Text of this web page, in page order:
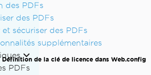
des PDFs
des PDFs
et sécuriser des PDFs
supplémentaires
PDFs
Définition de la clé de licence dans Web.config